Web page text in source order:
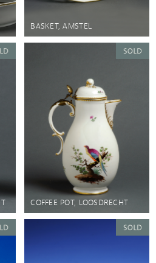
BASKET, AMSTEL
COFFEE POT, LOOSDRECHT